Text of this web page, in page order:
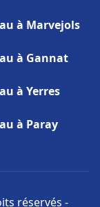
à Marvejols
à Gannat
à Yerres
à Paray
réservés -